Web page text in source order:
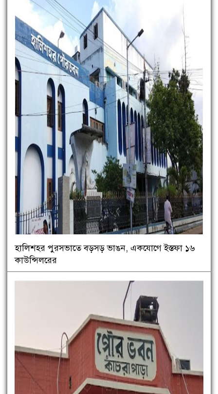
হালিশহর পুরসভাতে বড়সড় ভাঙন, একযোগে ইস্তফা ১৬
কাউন্সিলরের